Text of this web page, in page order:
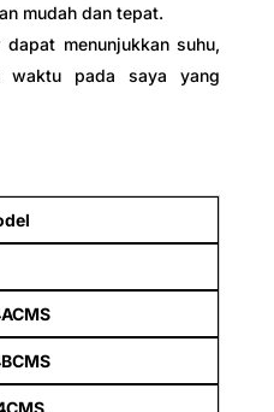
mudah dan tepat.
menunjukkan suhu,
waktu pada saya yang